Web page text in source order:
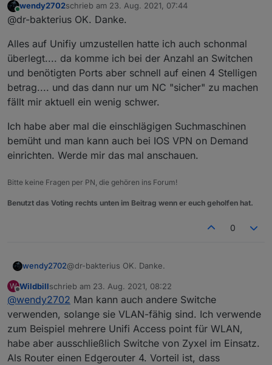
Wenn du eigenes VLAN verwendest,
und was spricht aus deiner Sicht gegen
Ich habe die Gerätschaften von Unifi. Viele
bessere Router können das aber auch von
anderen Herstellern und man benötigt managed
Switches.
Gegen eine DMZ spricht IMHO, dass der gesamte
Netzwerkverkehr aus dem Internet auf den
angegebenen Rechner trifft. Reißt eventuell
unnötige Lücken auf.
Online
wendy2702schrieb am 23. Aug. 2021, 07:44
zuletzt editiert von
@dr-bakterius OK. Danke.
Alles auf Unifiy umzustellen hatte ich auch schonmal
überlegt.... da komme ich bei der Anzahl an Switchen
und benötigten Ports aber schnell auf einen 4 Stelligen
betrag.... und das dann nur um NC "sicher" zu machen
fällt mir aktuell ein wenig schwer.
Ich habe aber mal die einschlägigen Suchmaschinen
bemüht und man kann auch bei IOS VPN on Demand
einrichten. Werde mir das mal anschauen.
Bitte keine Fragen per PN, die gehören ins Forum!
Benutzt das Voting rechts unten im Beitrag wenn er euch geholfen hat.
0
wendy2702@dr-bakterius OK. Danke.
Alles auf Unifiy umzustellen hatte ich auch
schonmal überlegt.... da komme ich bei der Anzahl
an Switchen und benötigten Ports aber schnell auf
einen 4 Stelligen betrag.... und das dann nur um
NC "sicher" zu machen fällt mir aktuell ein wenig
schwer.
Ich habe aber mal die einschlägigen
Suchmaschinen bemüht und man kann auch bei
IOS VPN on Demand einrichten. Werde mir das mal
anschauen.
W
Offline
Wildbillschrieb am 23. Aug. 2021, 08:22
zuletzt editiert von
@wendy2702 Man kann auch andere Switche
verwenden, solange sie VLAN-fähig sind. Ich verwende
zum Beispiel mehrere Unifi Access point für WLAN,
habe aber ausschließlich Switche von Zyxel im Einsatz.
Als Router einen Edgerouter 4. Vorteil ist, dass